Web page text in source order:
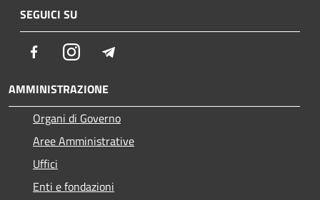
SEGUICI SU
FacebookInstagram
AMMINISTRAZIONE
Organi di Governo
Aree Amministrative
Uffici
Enti e fondazioni